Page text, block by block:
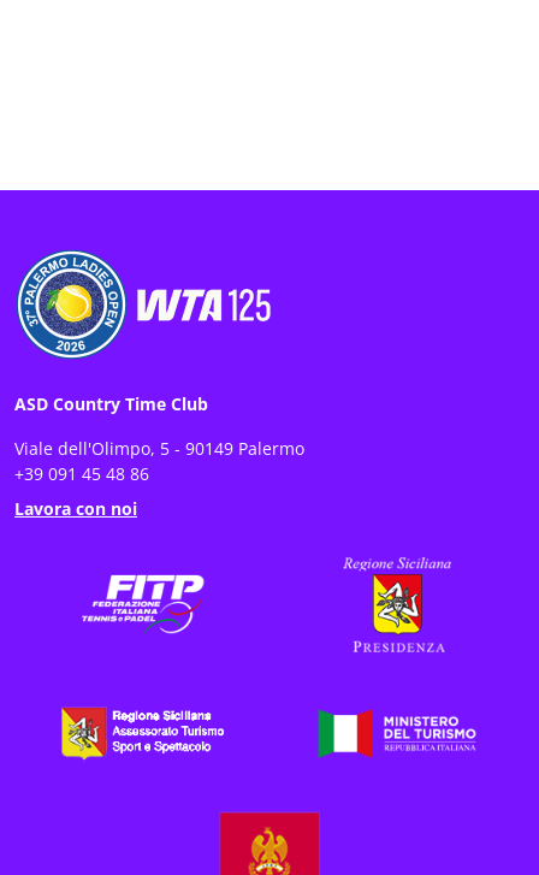
ASD Country Time Club
Viale dell'Olimpo, 5 - 90149 Palermo
+39 091 45 48 86
Lavora con noi